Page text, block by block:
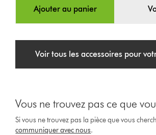
Ajouter au panier
Voir tous les accessoires pour
Vous ne trouvez pas ce que
Si vous ne trouvez pas la pièce que vous
communiquer avec nous.